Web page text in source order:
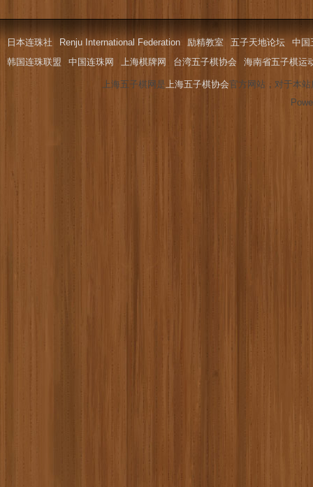
日本连珠社 Renju International Federation 励精教室 五子天地论坛
中国
韩国连珠联盟
中国连珠网 上海棋牌网 台湾五子棋协会 海南省五子棋运
上海五子棋网是上海五子棋协会官方网站，对于本